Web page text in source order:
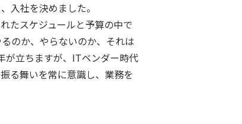
入社を決めました。
たスケジュールと予算の中で
のか、やらないのか、それは
が立ちますが、ITベンダー時代
る舞いを常に意識し、業務を